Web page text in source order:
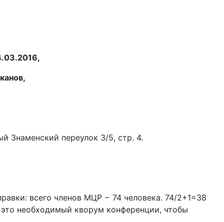
Знаменский переулок 3/5, стр. 4.
всего членов МЦР − 74 человека. 74/2+1=38
необходимый кворум конференции, чтобы